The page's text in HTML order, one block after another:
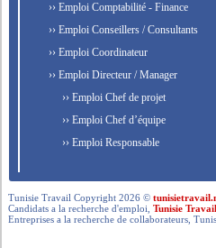
›› Emploi Comptabilité - Finance
›› Emploi Conseillers / Consultants
›› Emploi Coordinateur
›› Emploi Directeur / Manager
›› Emploi Chef de projet
›› Emploi Chef d’équipe
›› Emploi Responsable
Tunisie Travail Copyright 2026 ©
Candidats a la recherche d'emploi,Tunisie Travail
Entreprises a la recherche de collaborateurs,